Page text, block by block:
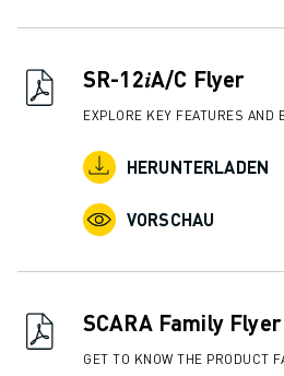
SR-12𝑖A/C Flyer
EXPLORE KEY FEATURES AND
HERUNTERLADEN
VORSCHAU
SCARA Family Flyer
GET TO KNOW THE PRODUCT